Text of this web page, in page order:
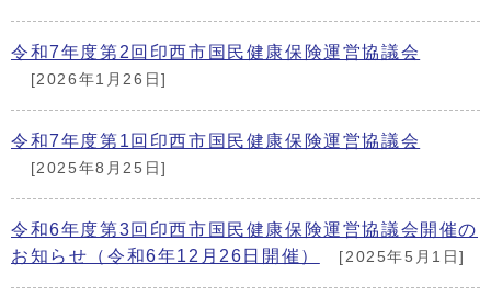
令和7年度第2回印西市国民健康保険運営協議会
[2026年1月26日]
令和7年度第1回印西市国民健康保険運営協議会
[2025年8月25日]
令和6年度第3回印西市国民健康保険運営協議会開催の
お知らせ（令和6年12月26日開催）
[2025年5月1日]